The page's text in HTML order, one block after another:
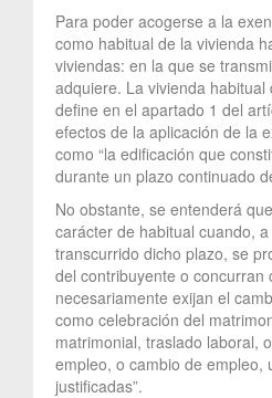
Para poder acogerse a la
como habitual de la vivienda
viviendas: en la que se
adquiere. La vivienda habitual
define en el apartado 1 del
efectos de la aplicación de la
como “la edificación que
durante un plazo continuado
No obstante, se entenderá
carácter de habitual cuando,
transcurrido dicho plazo, se
del contribuyente o concurran
necesariamente exijan el
como celebración del
matrimonial, traslado laboral,
empleo, o cambio de empleo,
justificadas”.